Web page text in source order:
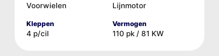
Voorwielen Lijnmotor
Kleppen
4 p/cil
Vermogen
110 pk / 81 KW